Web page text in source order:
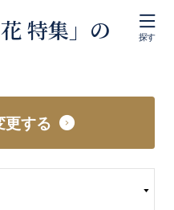
探す
特集」の
更する